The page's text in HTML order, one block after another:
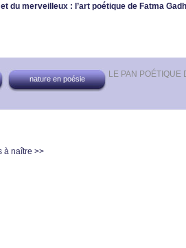
du merveilleux : l’art poétique de Fatma
LE PAN
nature en poésie
à naître >>